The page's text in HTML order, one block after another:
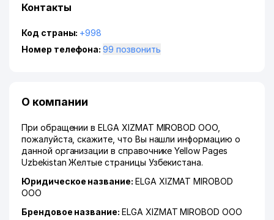
Контакты
Код страны: +998
Номер телефона:
99 позвонить
О компании
При обращении в ELGA XIZMAT MIROBOD ООО,
пожалуйста, скажите, что Вы нашли информацию о
данной организации в справочнике Yellow Pages
Uzbekistan Желтые страницы Узбекистана.
Юридическое название: ELGA XIZMAT MIROBOD
ООО
Брендовое название: ELGA XIZMAT MIROBOD ООО